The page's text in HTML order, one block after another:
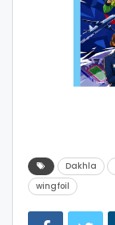
Dakhla
wingfoil